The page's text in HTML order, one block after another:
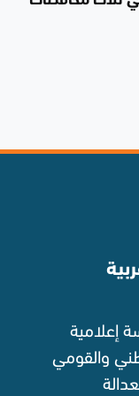
إعلامية
والقومي